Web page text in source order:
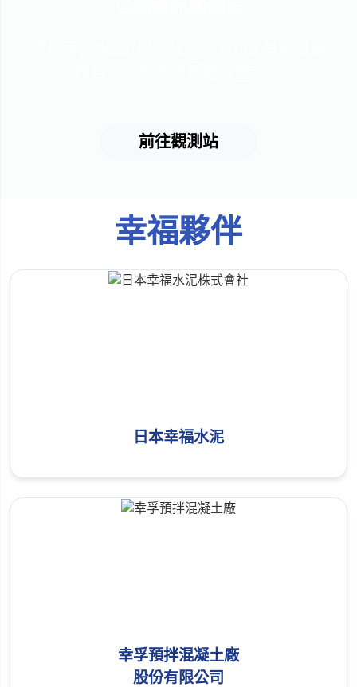
前往觀測站
幸福夥伴
日本幸福水泥
幸孚預拌混凝土廠
股份有限公司